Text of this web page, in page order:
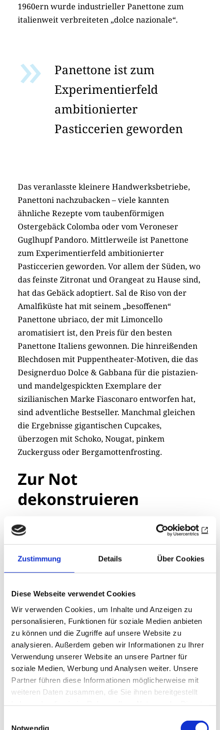
Zustimmung Details Über Cookies
Diese Webseite verwendet Cookies
Wir verwenden Cookies, um Inhalte und Anzeigen zu
personalisieren, Funktionen für soziale Medien anbieten
zu können und die Zugriffe auf unsere Website zu
analysieren. Außerdem geben wir Informationen zu Ihrer
Verwendung unserer Website an unsere Partner für
soziale Medien, Werbung und Analysen weiter. Unsere
Partner führen diese Informationen möglicherweise mit
weiteren Daten zusammen, die Sie ihnen bereitgestellt
Notwendig
1960ern wurde industrieller Panettone zum
italienweit verbreiteten „dolce nazionale“.
Panettone ist zum
Experimentierfeld
ambitionierter
Pasticcerien geworden
Das veranlasste kleinere Handwerksbetriebe,
Panettoni nachzubacken – viele kannten
ähnliche Rezepte vom taubenförmigen
Ostergebäck Colomba oder vom Veroneser
Guglhupf Pandoro. Mittlerweile ist Panettone
zum Experimentierfeld ambitionierter
Pasticcerien geworden. Vor allem der Süden, wo
das feinste Zitronat und Orangeat zu Hause sind,
hat das Gebäck adoptiert. Sal de Riso von der
Amalfiküste hat mit seinem „besoffenen“
Panettone ubriaco, der mit Limoncello
aromatisiert ist, den Preis für den besten
Panettone Italiens gewonnen. Die hinreißenden
Blechdosen mit Puppentheater-Motiven, die das
Designerduo Dolce & Gabbana für die pistazien-
und mandelgespickten Exemplare der
sizilianischen Marke Fiasconaro entworfen hat,
sind adventliche Bestseller. Manchmal gleichen
die Ergebnisse gigantischen Cupcakes,
überzogen mit Schoko, Nougat, pinkem
Zuckerguss oder Bergamottenfrosting.
Zur Not
dekonstruieren
Wer Klassik bevorzugt, gönnt sich eine Scheibe
im gediegenen Caffè Cova auf der Mailänder
ganz all’italiana ein Glas süßen Schaumwein.
Geheimtipps für handwerklichen Panettone sind
längst Legion, meine persönlichen wären die
Via Castelvetro und das historische Caffè
Converso im piemontesischen Bra, dem Sitz der
Slow-Food-Bewegung.
Es soll auch Leute geben, die keinen Panettone
mögen, vor allem nicht in der mit viel Hefe,
Zucker und wenig Eiern hochgejagten
Trockenversion, oder die einfach zu viele
geschenkt bekommen haben. Hier der ultimative